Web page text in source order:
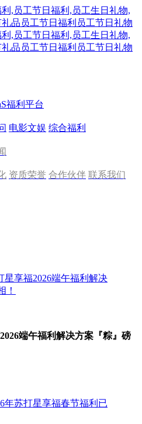
福利平台
电影文娱 综合福利
资质荣誉 合作伙伴 联系我们
端午福利解决方案『粽』磅